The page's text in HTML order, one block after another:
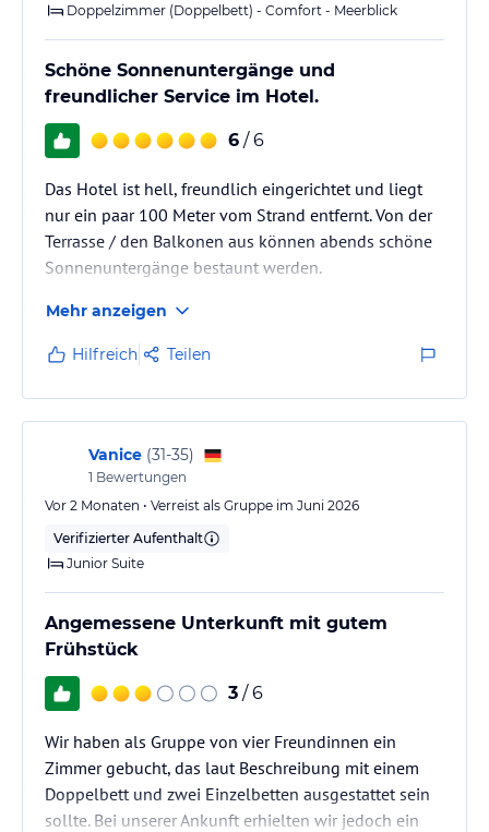
Doppelzimmer (Doppelbett) - Comfort - Meerblick
Schöne Sonnenuntergänge und
freundlicher Service im Hotel.
6 / 6
Das Hotel ist hell, freundlich eingerichtet und liegt
nur ein paar 100 Meter vom Strand entfernt. Von der
Terrasse / den Balkonen aus können abends schöne
Sonnenuntergänge bestaunt werden.
Mehr anzeigen
Hilfreich Teilen
Vanice (31-35)
1 Bewertungen
Vor 2 Monaten • Verreist als Gruppe im Juni 2026
Verifizierter Aufenthalt
Junior Suite
Angemessene Unterkunft mit gutem
Frühstück
3 / 6
Wir haben als Gruppe von vier Freundinnen ein
Zimmer gebucht, das laut Beschreibung mit einem
Doppelbett und zwei Einzelbetten ausgestattet sein
sollte. Bei unserer Ankunft erhielten wir jedoch ein